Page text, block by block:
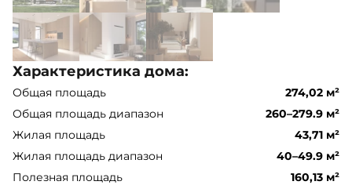
Характеристика дома:
Общая площадь
274,02 м²
Общая площадь диапазон
260–279.9 м²
Жилая площадь
43,71 м²
Жилая площадь диапазон
40–49.9 м²
Полезная площадь
160,13 м²